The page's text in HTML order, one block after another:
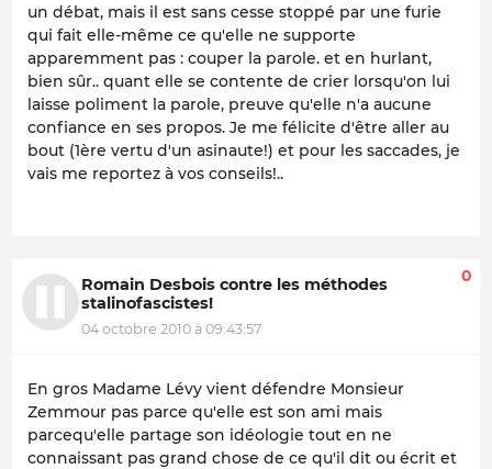
un débat, mais il est sans cesse stoppé par une furie
qui fait elle-même ce qu'elle ne supporte
apparemment pas : couper la parole. et en hurlant,
bien sûr.. quant elle se contente de crier lorsqu'on lui
laisse poliment la parole, preuve qu'elle n'a aucune
confiance en ses propos. Je me félicite d'être aller au
bout (1ère vertu d'un asinaute!) et pour les saccades, je
vais me reportez à vos conseils!..
Romain Desbois contre les méthodes
stalinofascistes!
04 octobre 2010 à 09:43:57
0
En gros Madame Lévy vient défendre Monsieur
Zemmour pas parce qu'elle est son ami mais
parcequ'elle partage son idéologie tout en ne
connaissant pas grand chose de ce qu'il dit ou écrit et